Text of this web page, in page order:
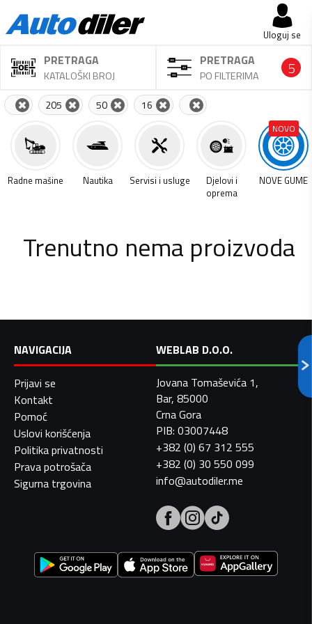
Uloguj se
PRETRAGA
KATALOŠKI BROJ
PRETRAGA
PO FILTERIMA 5
205 50 16
Radne mašine Nautika Servisi i usluge
Djelovi i
oprema
NOVO
NOVE GUME
Trenutno nema proizvoda
NAVIGACIJA
Prijavi se
Kontakt
Pomoć
Uslovi korišćenja
Politika privatnosti
Prava potrošača
Sigurna trgovina
WEBLAB D.O.O.
Jovana Tomaševića 1,
Bar, 85000
Crna Gora
PIB: 03007448
+382 (0) 67 312 555
+382 (0) 30 550 099
info@autodiler.me